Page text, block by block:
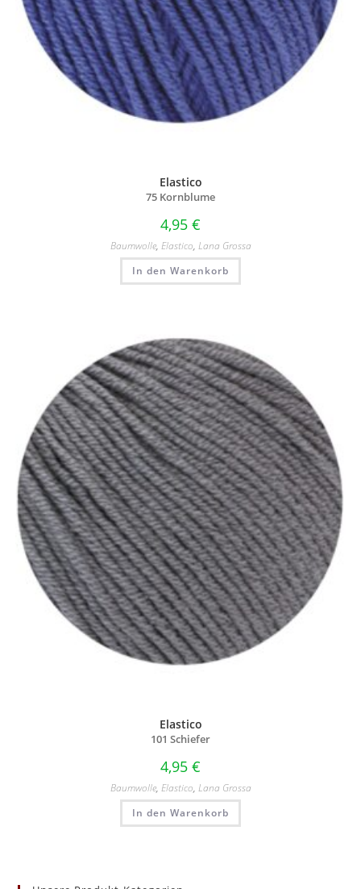
Elastico
75 Kornblume
4,95 €
Baumwolle, Elastico, Lana Grossa
In den Warenkorb
Elastico
101 Schiefer
4,95 €
Baumwolle, Elastico, Lana Grossa
In den Warenkorb